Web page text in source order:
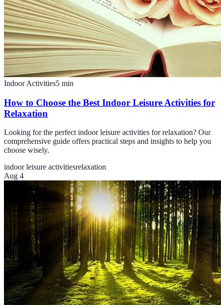
Indoor Activities5 min
How to Choose the Best Indoor Leisure Activities for
Relaxation
Looking for the perfect indoor leisure activities for relaxation? Our
comprehensive guide offers practical steps and insights to help you
choose wisely.
indoor leisure activitiesrelaxation
Aug 4